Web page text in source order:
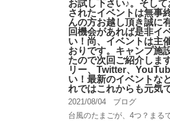
お試し下さい♪。そし
されたイベントは無事
んの方お越し頂き誠に
回機会があれば是非イ
い！尚、イベントは主
おりです。キャンプ️施
たので次回ご紹介しま
リー、Twitter、
い！最新のイベントな
れではこれからも元気
2021/08/04
ブログ
台風のたまごが、4つ？まる